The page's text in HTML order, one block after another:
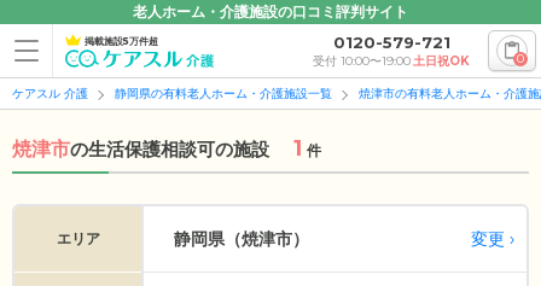
老人ホーム・介護施設の口コミ評判サイト
掲載施設5万件超 0120-579-721
受付 10:00〜19:00土日祝OK 0
ケアスル 介護 静岡県の有料老人ホーム・介護施設一覧 焼津市の有料老人ホーム・介護
焼津市の生活保護相談可の施設 1 件
エリア 静岡県（焼津市） 変更